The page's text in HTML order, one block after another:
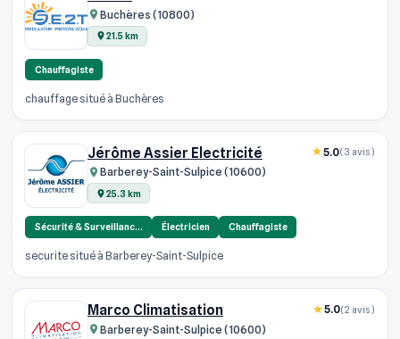
Buchères (10800)
21.5 km
Chauffagiste
chauffage situé à Buchères
Jérôme Assier Electricité
Barberey-Saint-Sulpice (10600)
25.3 km
5.0(3 avis)
Sécurité & Surveillanc… Électricien Chauffagiste
securite situé à Barberey-Saint-Sulpice
Marco Climatisation
Barberey-Saint-Sulpice (10600)
5.0(2 avis)